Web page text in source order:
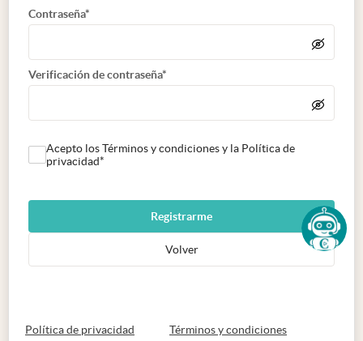
Contraseña*
Verificación de contraseña*
Acepto los Términos y condiciones y la Política de
privacidad*
Registrarme
Volver
Política de privacidad abre en nueva pestaña
Términos y condicionesabre en nueva